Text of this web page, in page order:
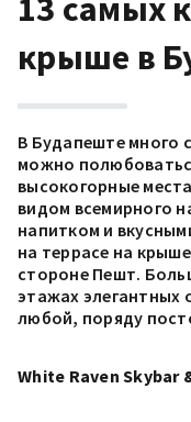
13 самых
крыше в
В Будапеште много
можно
высокогорные
видом всемирного
напитком и
на террасе на
стороне Пешт.
этажах элегантных
любой, поряду
White Raven Skybar